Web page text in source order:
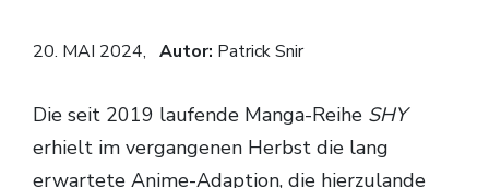
Gaming-Eventkalender
TV-Programm
20. MAI 2024, Autor: Patrick Snir
Die seit 2019 laufende Manga-Reihe SHY
erhielt im vergangenen Herbst die lang
erwartete Anime-Adaption, die hierzulande